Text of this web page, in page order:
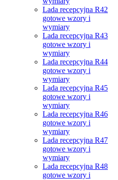
Lada recepcyjna R42
gotowe wzory i
wymiary
Lada recepcyjna R43
gotowe wzory i
wymiary
Lada recepcyjna R44
gotowe wzory i
wymiary
Lada recepcyjna R45
gotowe wzory i
wymiary
Lada recepcyjna R46
gotowe wzory i
wymiary
Lada recepcyjna R47
gotowe wzory i
wymiary
Lada recepcyjna R48
gotowe wzory i